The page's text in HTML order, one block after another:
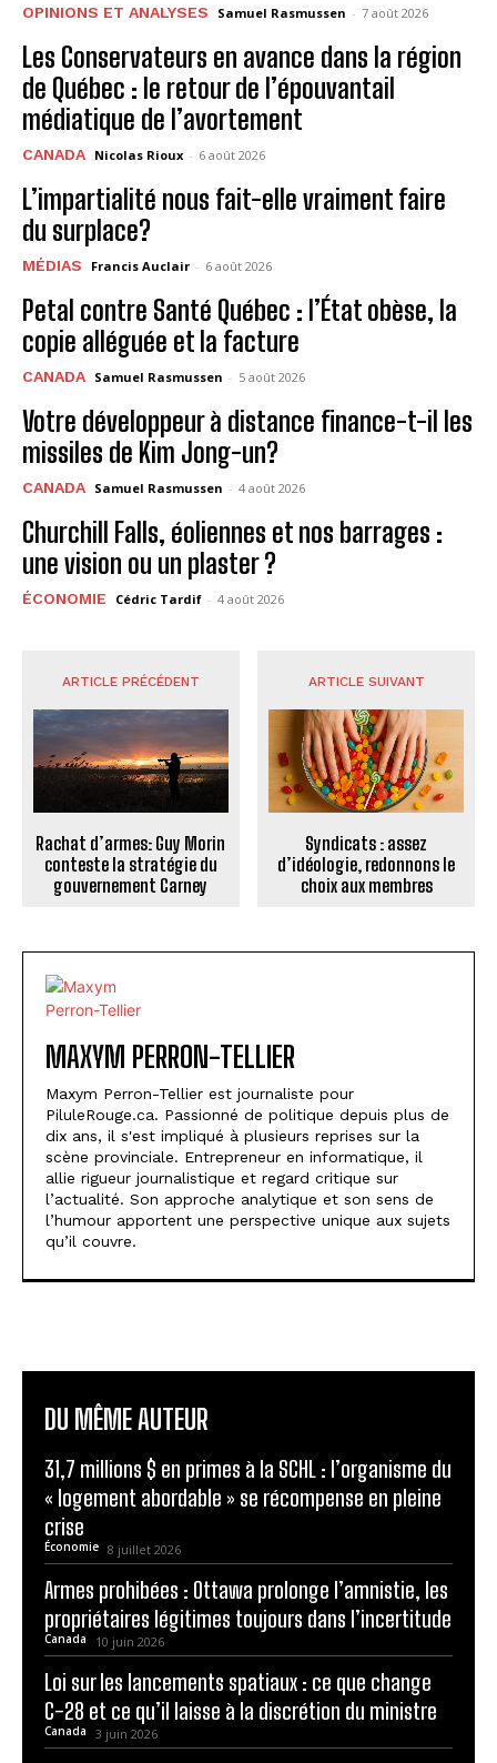
OPINIONS ET ANALYSES Samuel Rasmussen - 7 août 2026
Les Conservateurs en avance dans la région
de Québec : le retour de l’épouvantail
médiatique de l’avortement
CANADA Nicolas Rioux - 6 août 2026
L’impartialité nous fait-elle vraiment faire
du surplace?
MÉDIAS Francis Auclair - 6 août 2026
Petal contre Santé Québec : l’État obèse, la
copie alléguée et la facture
CANADA Samuel Rasmussen - 5 août 2026
Votre développeur à distance finance-t-il les
missiles de Kim Jong-un?
CANADA Samuel Rasmussen - 4 août 2026
Churchill Falls, éoliennes et nos barrages :
une vision ou un plaster ?
ÉCONOMIE Cédric Tardif - 4 août 2026
ARTICLE PRÉCÉDENT
Rachat d’armes: Guy Morin
conteste la stratégie du
gouvernement Carney
ARTICLE SUIVANT
Syndicats : assez
d’idéologie, redonnons le
choix aux membres
MAXYM PERRON-TELLIER
Maxym Perron-Tellier est journaliste pour
PiluleRouge.ca. Passionné de politique depuis plus de
dix ans, il s'est impliqué à plusieurs reprises sur la
scène provinciale. Entrepreneur en informatique, il
allie rigueur journalistique et regard critique sur
l’actualité. Son approche analytique et son sens de
l’humour apportent une perspective unique aux sujets
qu’il couvre.
DU MÊME AUTEUR
31,7 millions $ en primes à la SCHL : l’organisme du
« logement abordable » se récompense en pleine
crise
Économie 8 juillet 2026
Armes prohibées : Ottawa prolonge l’amnistie, les
propriétaires légitimes toujours dans l’incertitude
Canada 10 juin 2026
Loi sur les lancements spatiaux : ce que change
C-28 et ce qu’il laisse à la discrétion du ministre
Canada 3 juin 2026